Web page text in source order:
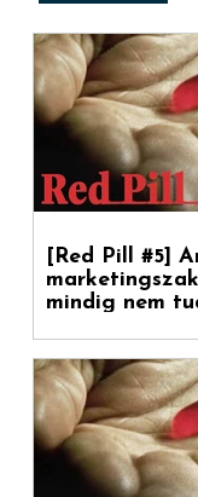
[Red Pill #5]
mindig nem